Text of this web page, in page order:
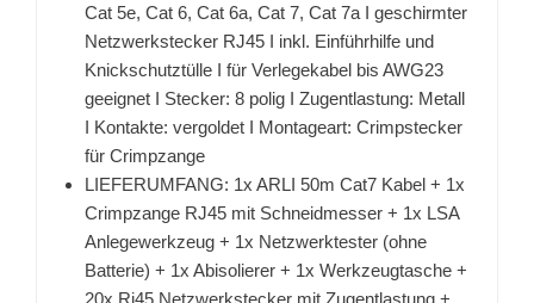
Cat 5e, Cat 6, Cat 6a, Cat 7, Cat 7a I geschirmter
Netzwerkstecker RJ45 I inkl. Einführhilfe und
Knickschutztülle I für Verlegekabel bis AWG23
geeignet I Stecker: 8 polig I Zugentlastung: Metall
I Kontakte: vergoldet I Montageart: Crimpstecker
für Crimpzange
LIEFERUMFANG: 1x ARLI 50m Cat7 Kabel + 1x
Crimpzange RJ45 mit Schneidmesser + 1x LSA
Anlegewerkzeug + 1x Netzwerktester (ohne
Batterie) + 1x Abisolierer + 1x Werkzeugtasche +
20x Rj45 Netzwerkstecker mit Zugentlastung +